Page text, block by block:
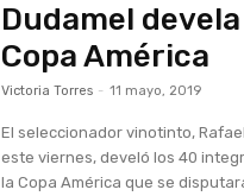
Dudamel
Copa América
Victoria Torres - 11 mayo, 2019
El seleccionador vinotinto,
este viernes, develó los 40
la Copa América que se